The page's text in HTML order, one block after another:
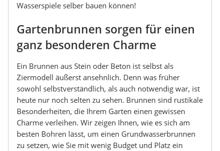
Wasserspiele selber bauen können!
Gartenbrunnen sorgen für einen
ganz besonderen Charme
Ein Brunnen aus Stein oder Beton ist selbst als
Ziermodell äußerst ansehnlich. Denn was früher
sowohl selbstverständlich, als auch notwendig war, ist
heute nur noch selten zu sehen. Brunnen sind rustikale
Besonderheiten, die Ihrem Garten einen gewissen
Charme verleihen. Wir zeigen Ihnen, wie es sich am
besten Bohren lässt, um einen Grundwasserbrunnen
zu setzen, wie Sie mit wenig Budget und Platz ein